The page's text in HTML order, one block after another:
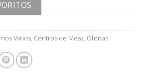
Varios, Centros de Mesa, Ofertas